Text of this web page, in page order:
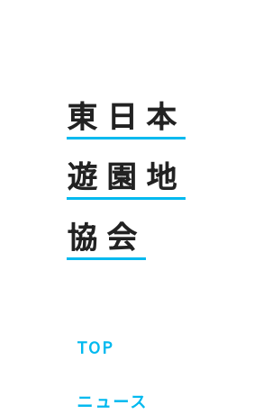
東日本
遊園地
協会
TOP
ニュース